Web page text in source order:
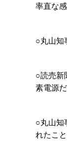
率直な
○丸山知
○読売新
素電源
○丸山知
れたこ